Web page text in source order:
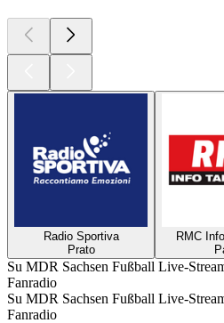
Radio Sportiva
Prato
RMC
Su MDR Sachsen Fußball Live-
Fanradio
Su MDR Sachsen Fußball Live-
Fanradio